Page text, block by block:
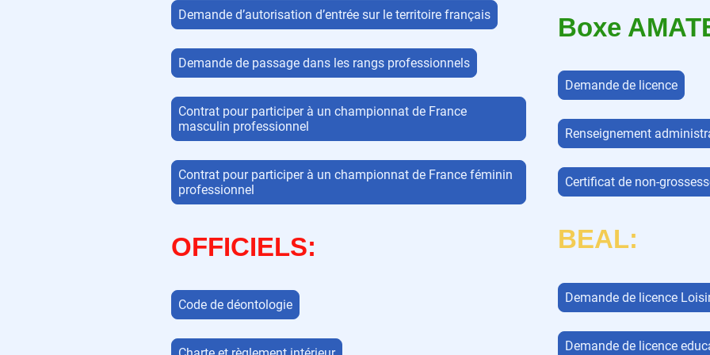
Demande d’autorisation d’entrée sur le territoire français
Demande de passage dans les rangs professionnels
Contrat pour participer à un championnat de France
masculin professionnel
Contrat pour participer à un championnat de France féminin
professionnel
OFFICIELS:
Code de déontologie
Boxe
Demande de licence
Renseignement
Certificat de non-
BEAL:
Demande de licence
Demande de licence